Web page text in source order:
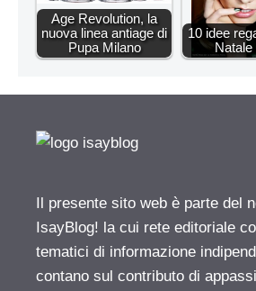
Age Revolution, la
nuova linea antiage di
Pupa Milano
10 idee
Il presente sito web è parte del
IsayBlog! la cui rete editoriale
tematici di informazione
contano sul contributo di